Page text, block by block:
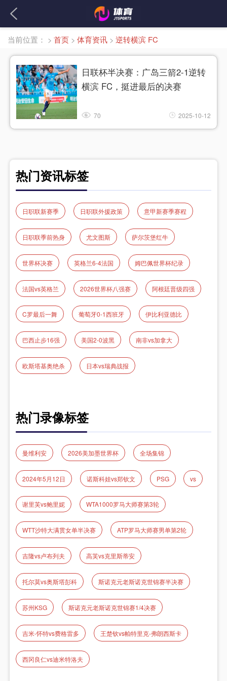
当前位置： > 首页 > 体育资讯 > 逆转横滨 FC
日联杯半决赛：广岛三箭2-1逆转
横滨 FC，挺进最后的决赛
70 2025-10-12
热门资讯标签
日职联新赛季 日职联外援政策 意甲新赛季赛程
日职联季前热身 尤文图斯 萨尔茨堡红牛
世界杯决赛 英格兰6-4法国 姆巴佩世界杯纪录
法国vs英格兰 2026世界杯八强赛 阿根廷晋级四强
C罗最后一舞 葡萄牙0-1西班牙 伊比利亚德比
巴西止步16强 美国2-0波黑 南非vs加拿大
欧斯塔基奥绝杀 日本vs瑞典战报
热门录像标签
曼维利安 2026美加墨世界杯 全场集锦
2024年5月12日 诺斯科娃vs郑钦文 PSG vs
谢里芙vs鲍里妮 WTA1000罗马大师赛第3轮
WTT沙特大满贯女单半决赛 ATP罗马大师赛男单第2轮
吉隆vs卢布列夫 高芙vs克里斯蒂安
托尔莫vs奥斯塔彭科 斯诺克元老斯诺克世锦赛半决赛
苏州KSG 斯诺克元老斯诺克世锦赛1/4决赛
吉米-怀特vs费格雷多 王楚钦vs帕特里克-弗朗西斯卡
西冈良仁vs迪米特洛夫